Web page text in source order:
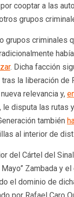
cooptar a las
grupos
grupos criminales
. Dicha facción
tras la liberación de
relevancia y,
disputa las rutas
también
al interior de
del Cártel del
Zambada y
el dominio de